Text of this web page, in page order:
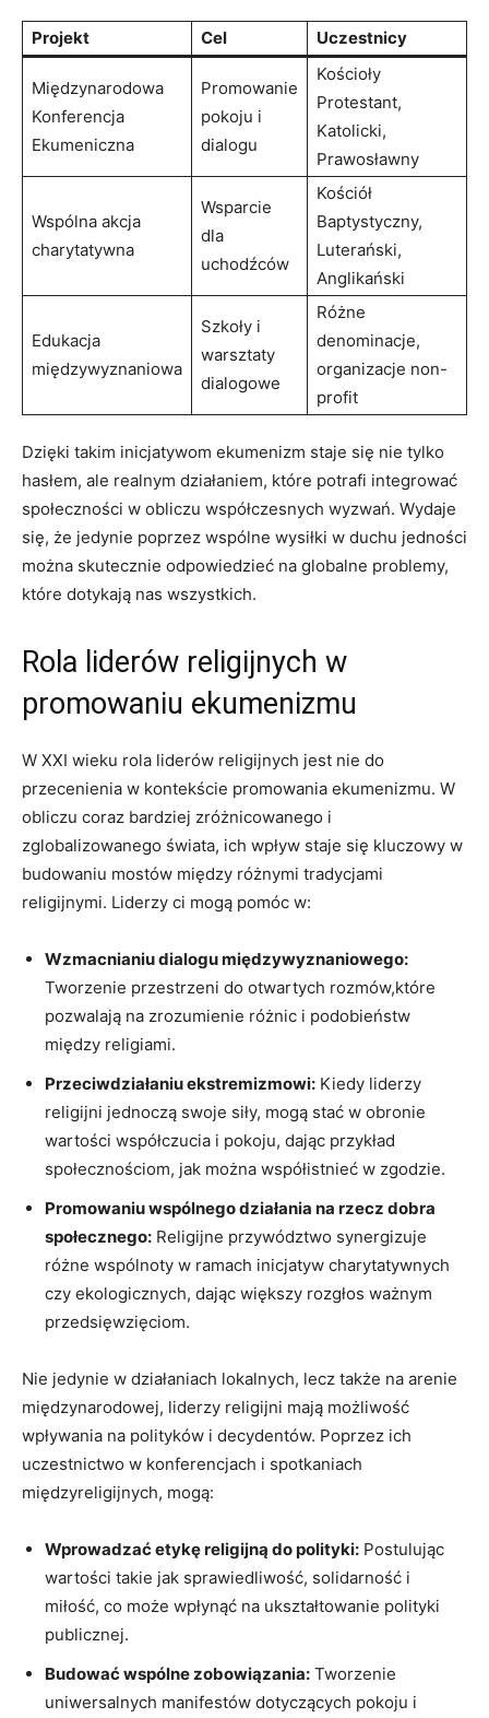
Projekt Cel Uczestnicy
Międzynarodowa
⁤Konferencja
Ekumeniczna
Promowanie
pokoju i
dialogu
Kościoły
Protestant,
Katolicki,
Prawosławny
Wspólna akcja
charytatywna
Wsparcie
⁤dla
uchodźców
Kościół
Baptystyczny,​
Luterański,
Anglikański
Edukacja
międzywyznaniowa
Szkoły i
warsztaty
dialogowe
Różne
denominacje,
organizacje non-
profit
Dzięki ⁣takim inicjatywom ekumenizm staje się nie tylko
hasłem, ale realnym działaniem, które potrafi integrować
społeczności w obliczu współczesnych wyzwań. Wydaje
się, że jedynie ⁢poprzez wspólne wysiłki w duchu jedności
można skutecznie odpowiedzieć ⁢na ​globalne problemy,
które dotykają nas wszystkich.
Rola liderów religijnych ⁤w
promowaniu⁢ ekumenizmu
W XXI⁢ wieku rola ‍liderów religijnych jest nie do
przecenienia w kontekście ⁣promowania⁣ ekumenizmu. ‌W
obliczu coraz bardziej‍ zróżnicowanego i
zglobalizowanego świata, ich ⁣wpływ staje się kluczowy w
budowaniu mostów ⁣między różnymi tradycjami
religijnymi. Liderzy ci mogą pomóc w:
Wzmacnianiu dialogu międzywyznaniowego:
Tworzenie przestrzeni do otwartych rozmów,które
pozwalają na zrozumienie różnic i podobieństw
między religiami.
Przeciwdziałaniu ekstremizmowi: Kiedy⁢ liderzy
religijni jednoczą swoje‌ siły, mogą stać w ‍obronie
wartości współczucia i pokoju, dając przykład
społecznościom, jak⁤ można współistnieć ⁣w zgodzie.
Promowaniu wspólnego ⁢działania na rzecz ‌dobra
społecznego: Religijne przywództwo synergizuje
różne wspólnoty w ramach⁢ inicjatyw charytatywnych
czy ekologicznych, dając‍ większy rozgłos ważnym
przedsięwzięciom.
Nie⁤ jedynie⁢ w działaniach lokalnych, lecz także na arenie
międzynarodowej, liderzy religijni mają możliwość
wpływania na polityków i‍ decydentów. Poprzez ich
uczestnictwo w konferencjach i spotkaniach⁢
międzyreligijnych, ⁣mogą:
Wprowadzać etykę religijną‌ do polityki: Postulując
wartości takie ‍jak sprawiedliwość, solidarność i
miłość, co może wpłynąć na ukształtowanie polityki
publicznej.
Budować wspólne zobowiązania: Tworzenie
uniwersalnych⁤ manifestów dotyczących pokoju i